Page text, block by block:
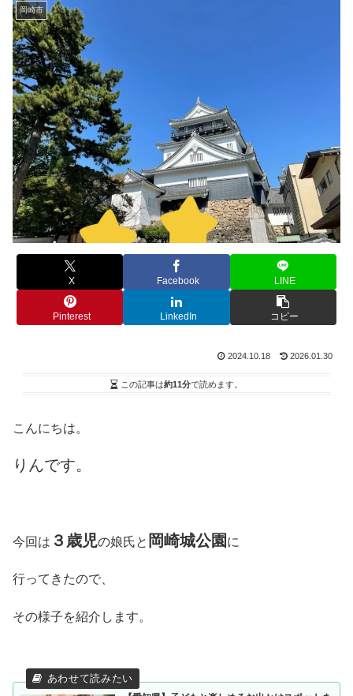
岡崎市
X Facebook LINE
Pinterest LinkedIn コピー
2024.10.18 2026.01.30
この記事は約11分で読めます。
こんにちは。
りんです。
今回は ３歳児の娘氏と 岡崎城公園 に
行ってきたので、
その様子を紹介します。